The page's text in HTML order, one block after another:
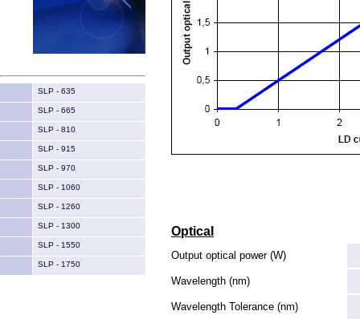
SLP - 635
SLP - 665
SLP - 810
SLP - 915
SLP - 970
SLP - 1060
SLP - 1260
SLP - 1300
SLP - 1550
SLP - 1750
Optical
Output optical power (W)
Wavelength (nm)
Wavelength Tolerance (nm)